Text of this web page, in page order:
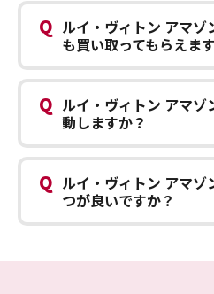
Q ルイ・ヴィトン アマゾ
も買い取ってもらえま
Q ルイ・ヴィトン アマゾ
動しますか？
Q ルイ・ヴィトン アマゾ
つが良いですか？